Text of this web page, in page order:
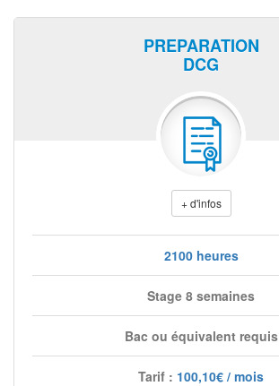
PREPARATION
DCG
+ d'infos
2100 heures
Stage 8 semaines
Bac ou équivalent requis
Tarif : 100,10€ / mois